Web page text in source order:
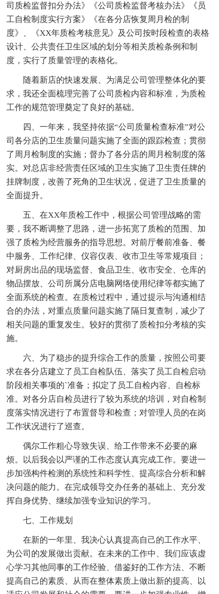
司质检监督扣分办法》《公司质检监督考核办法》《员
工自检制度实行方案》《在各分店恢复周月检的制
度》、《XX年质检考核意见》及公司按时段检查的表格
设计、公共责任卫生区域的划分等相关质检条例和制
度，实行了质量管理的表格化。
随着新店的快速发展、为满足公司管理整体化的要
求，我还全面梳理完善了公司质检内容和标准，为质检
工作的规范管理奠定了良好的基础。
四、一年来，我坚持依据“公司质量检查标准”对公
司各分店的卫生质量问题实施了全面的跟踪检查；贯彻
了周月检制度的实施；督办了各分店的周月检制度的落
实。对总店非经营责任区域的卫生实施了卫生责任牌的
挂牌制度，改善了死角的卫生状况，促进了卫生质量的
全面提升。
五、在XX年质检工作中，根据公司管理战略的需
要，我不断调整了思路，进一步拓宽了质检的范围、加
强了质检为经营服务的指导思想。对前厅餐前准备、餐
中服务、工作纪律、仪容仪表、收市卫生等常规项目；
对厨房出品的现场监督、食品卫生、收市安全、仓库的
物品摆放、公司所属分店电脑网络使用纪律等都实施了
全面系统的检查。在质检过程中，通过提示与沟通相结
合的办法，对重点质量问题实施了隔日复查制，减少了
相关问题的重复发生。较好的贯彻了质检扣分考核的实
施。
六、为了稳步的提升综合工作的质量，按照公司要
求在各分店建立了员工自检队伍、落实了员工自检启动
阶段相关事项的`准备；拟定了员工自检内容、自检标
准。对各分店自检员进行了较为系统的培训，对自检制
度落实情况进行了布置督导和检查；对管理人员的在岗
工作状况进行了巡查。
偶尔工作粗心导致失误、给工作带来不必要的麻
烦。以后我会以严谨的工作态度认真完成工作。要进一
步加强构件检测的系统性和科学性、提高综合分析和解
决问题的能力。在完成领导交办任务的基础上、充分发
挥自身优势、继续加强专业知识的学习。
七、工作规划
在新的一年里、我决心认真提高自己的工作水平、
为公司的发展做出贡献。在未来的工作中、我们应该虚
心学习其他同事的工作经验、借鉴好的工作方法、不断
提高自己的素质、从而在整体素质上做出新的提高、以